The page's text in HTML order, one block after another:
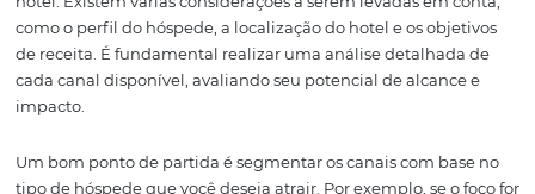
Além disso, a distribuição hoteleira inteligente envolve
entendimento profundo do mercado e da concorrência.
da comparação de preços e estratégias de marketing,
podem se posicionar de forma mais eficaz, garantindo
abordagem proativa pode resultar em um aumento